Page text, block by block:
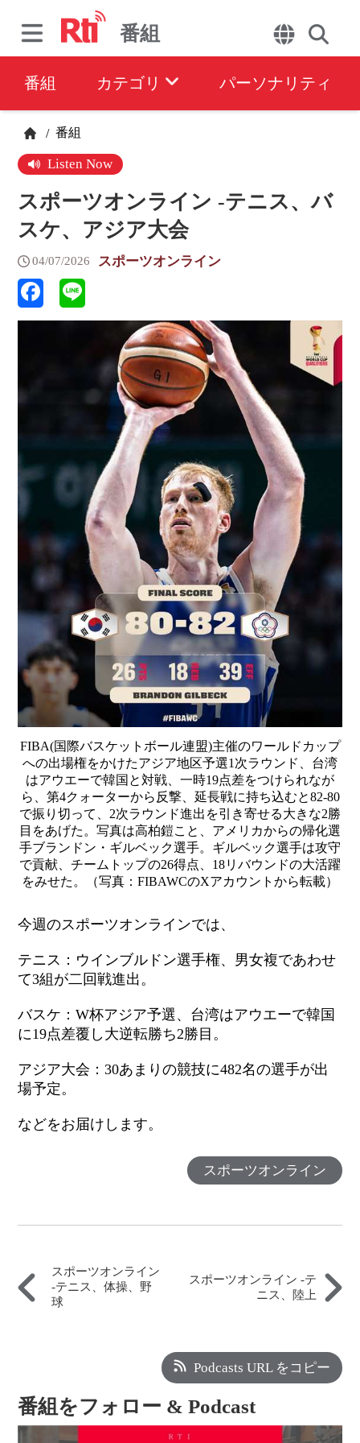
番組
番組 カテゴリ パーソナリティ
/ 番組
Listen Now
スポーツオンライン -テニス、バ
スケ、アジア大会
04/07/2026 スポーツオンライン
FIBA(国際バスケットボール連盟)主催のワールドカップ
への出場権をかけたアジア地区予選1次ラウンド、台湾
はアウエーで韓国と対戦、一時19点差をつけられなが
ら、第4クォーターから反撃、延長戦に持ち込むと82-80
で振り切って、2次ラウンド進出を引き寄せる大きな2勝
目をあげた。写真は高柏鎧こと、アメリカからの帰化選
手ブランドン・ギルベック選手。ギルベック選手は攻守
で貢献、チームトップの26得点、18リバウンドの大活躍
をみせた。（写真：FIBAWCのXアカウントから転載）
今週のスポーツオンラインでは、
テニス：ウインブルドン選手権、男女複であわせ
て3組が二回戦進出。
バスケ：W杯アジア予選、台湾はアウエーで韓国
に19点差覆し大逆転勝ち2勝目。
アジア大会：30あまりの競技に482名の選手が出
場予定。
などをお届けします。
スポーツオンライン
スポーツオンライン
-テニス、体操、野
球
スポーツオンライン -テ
ニス、陸上
Podcasts URL をコピー
番組をフォロー & Podcast